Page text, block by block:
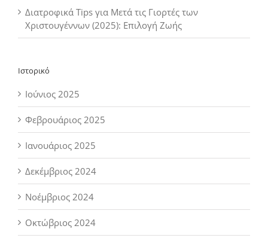
Διατροφικά Tips για Μετά τις Γιορτές των
Χριστουγέννων (2025): Επιλογή Ζωής
Ιστορικό
Ιούνιος 2025
Φεβρουάριος 2025
Ιανουάριος 2025
Δεκέμβριος 2024
Νοέμβριος 2024
Οκτώβριος 2024